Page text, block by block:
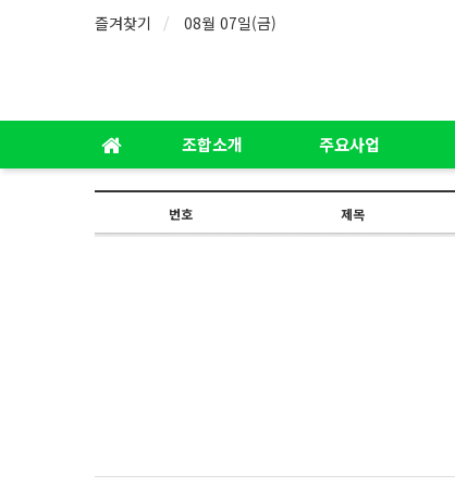
즐겨찾기 08월 07일(금)
조합소개 주요사업
번호 제목